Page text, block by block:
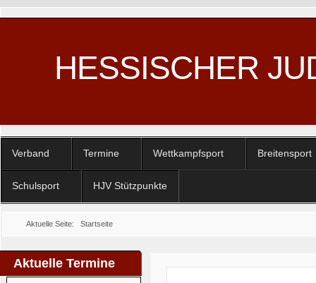
HESSISCHER
Verband Termine Wettkampfsport Breitensport
Schulsport HJV Stützpunkte
Aktuelle Seite: Startseite
Aktuelle Termine